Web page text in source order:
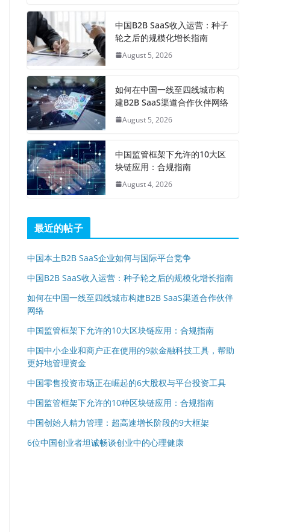
中国B2B SaaS收入运营：种子
轮之后的规模化增长指南
August 5, 2026
如何在中国一线至四线城市构
建B2B SaaS渠道合作伙伴网络
August 5, 2026
中国监管框架下允许的10大区
块链应用：合规指南
August 4, 2026
最近的帖子
中国本土B2B SaaS企业如何与国际平台竞争
中国B2B SaaS收入运营：种子轮之后的规模化增长指南
如何在中国一线至四线城市构建B2B SaaS渠道合作伙伴
网络
中国监管框架下允许的10大区块链应用：合规指南
中国中小企业和商户正在使用的9款金融科技工具，帮助
更好地管理资金
中国零售投资市场正在崛起的6大股权与平台投资工具
中国监管框架下允许的10种区块链应用：合规指南
中国创始人精力管理：超高速增长阶段的9大框架
6位中国创业者坦诚畅谈创业中的心理健康